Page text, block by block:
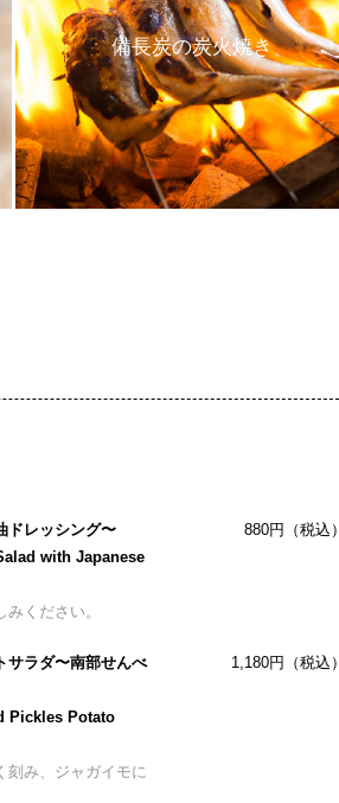
備長炭の炭火焼き
ドレッシング〜
with Japanese
ください。
880円（税込）
サラダ〜南部せんべ
Pickles Potato
刻み、ジャガイモに
1,180円（税込）